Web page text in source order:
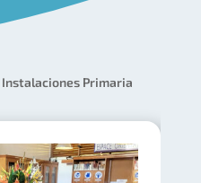
Instalaciones Primaria